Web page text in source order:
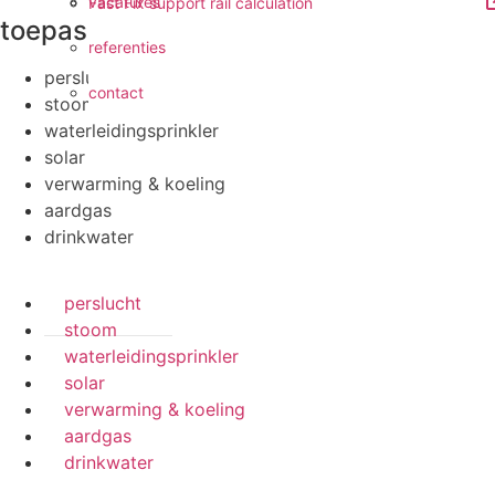
referenties
contact
toepassingen
perslucht
stoom
waterleidingsprinkler
solar
verwarming & koeling
aardgas
drinkwater
perslucht
stoom
waterleidingsprinkler
solar
verwarming & koeling
aardgas
drinkwater